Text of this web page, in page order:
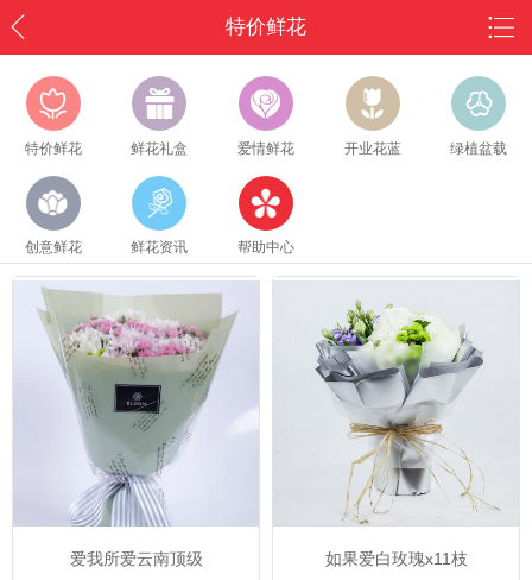
特价鲜花
特价鲜花 鲜花礼盒 爱情鲜花 开业花蓝 绿植盆载
创意鲜花 鲜花资讯 帮助中心
爱我所爱云南顶级
如果爱白玫瑰x11枝